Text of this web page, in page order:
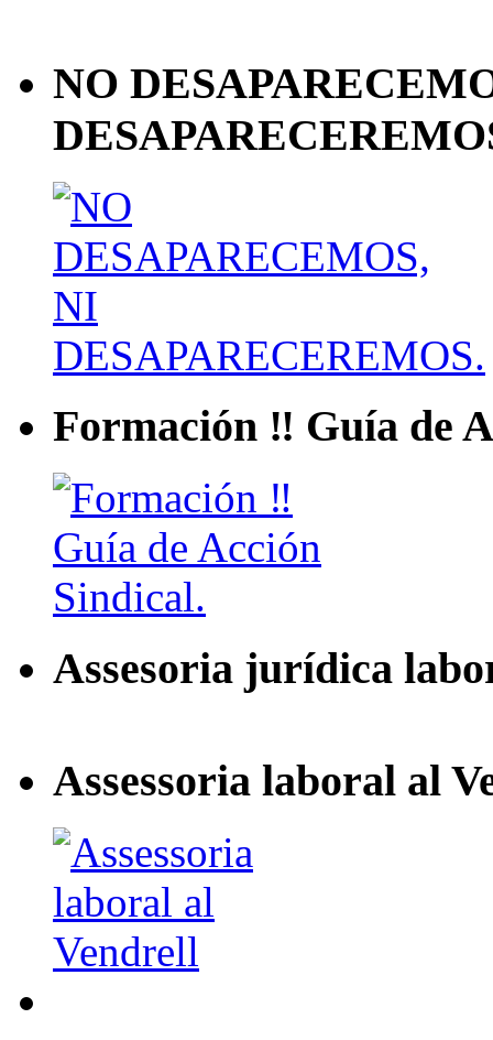
NO
Formación ‼ Guía de
Assesoria jurídica
Assessoria laboral al